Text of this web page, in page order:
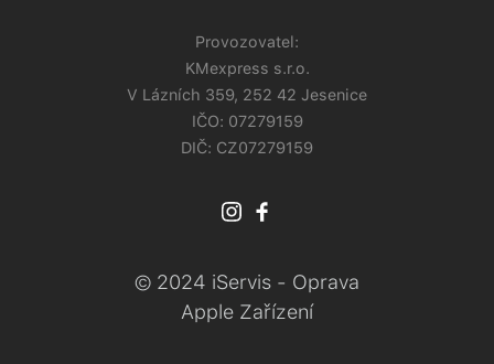
Provozovatel:
KMexpress s.r.o.
V Lázních 359, 252 42 Jesenice
IČO: 07279159
DIČ: CZ07279159
© 2024 iServis - Oprava
Apple Zařízení